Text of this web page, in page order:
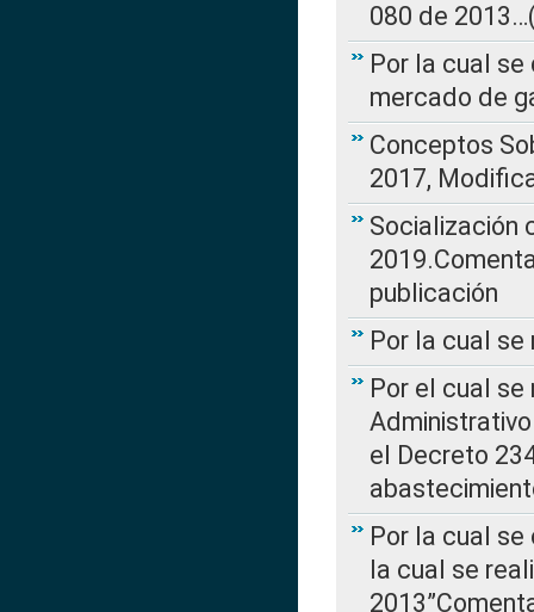
080 de
Por la cual
mercado de
Conceptos
2017,
Socialización
publicación
Por la cual se
Por el cual
el Decreto
Por la cual se
la cual se